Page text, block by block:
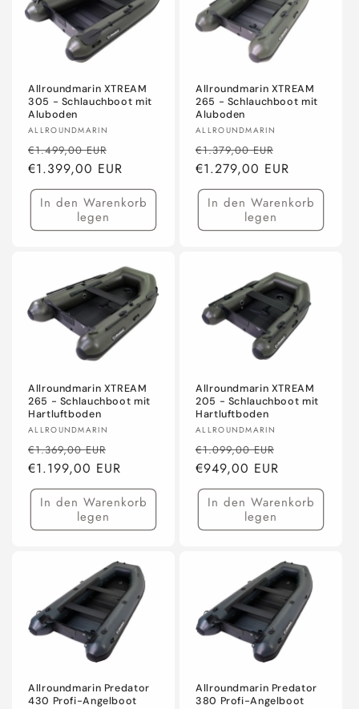
Allroundmarin XTREAM
305 - Schlauchboot mit
Aluboden
Anbieter:
ALLROUNDMARIN
Normaler
Preis
€1.499,00 EUR
Verkaufspreis
€1.399,00 EUR
In den Warenkorb
legen
Allroundmarin XTREAM
265 - Schlauchboot mit
Aluboden
Anbieter:
ALLROUNDMARIN
Normaler
Preis
€1.379,00 EUR
€1.279,00 EUR
In den Warenkorb
legen
Allroundmarin XTREAM
265 - Schlauchboot mit
Hartluftboden
Anbieter:
ALLROUNDMARIN
Normaler
Preis
€1.369,00 EUR
€1.199,00 EUR
In den Warenkorb
legen
Allroundmarin XTREAM
205 - Schlauchboot mit
Hartluftboden
Anbieter:
ALLROUNDMARIN
Normaler
Preis
€1.099,00 EUR
€949,00 EUR
In den Warenkorb
legen
Allroundmarin Predator
430 Profi-Angelboot
Allroundmarin Predator
380 Profi-Angelboot